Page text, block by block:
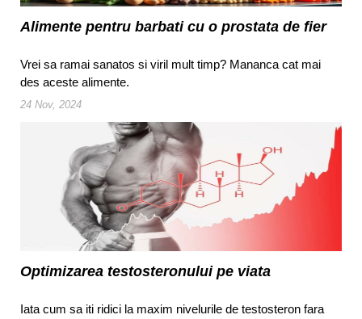
Alimente pentru barbati cu o prostata de fier
Vrei sa ramai sanatos si viril mult timp? Mananca cat mai
des aceste alimente.
24 Nov, 2024
Optimizarea testosteronului pe viata
Iata cum sa iti ridici la maxim nivelurile de testosteron fara